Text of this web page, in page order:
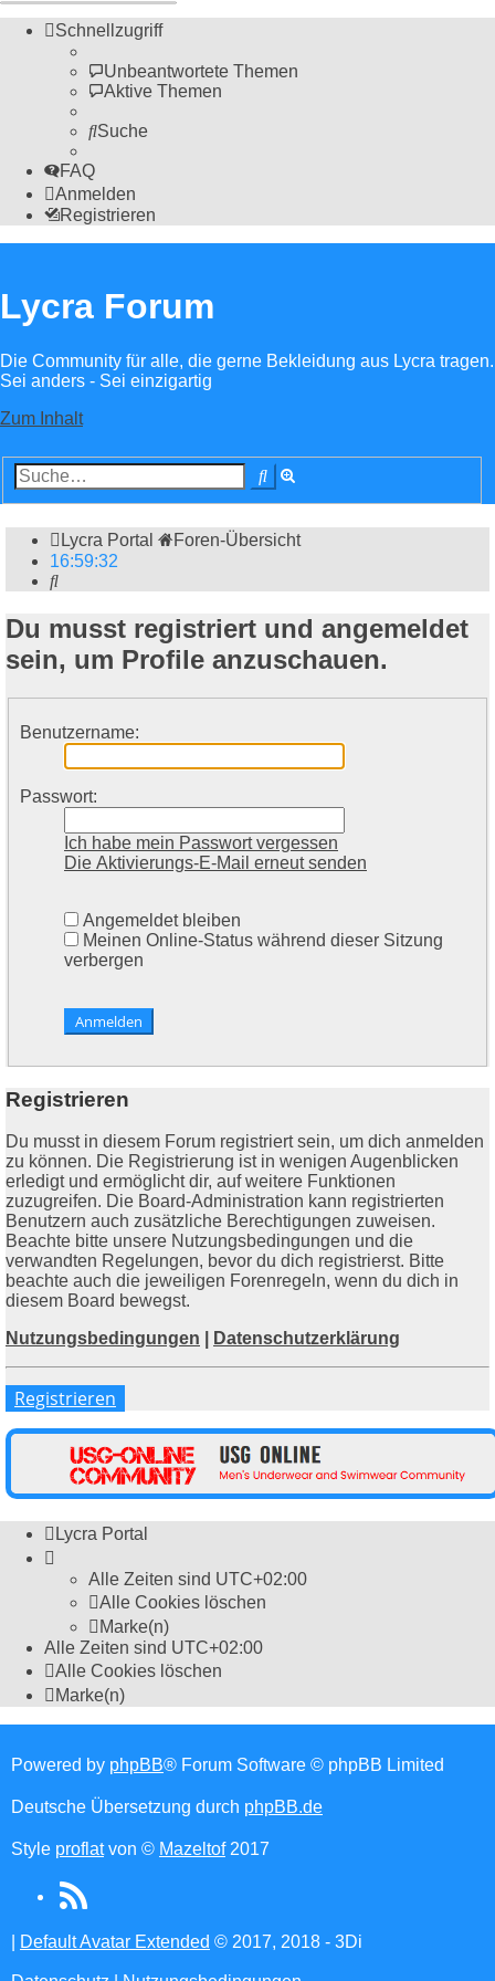
Schnellzugriff
Unbeantwortete Themen
Aktive Themen
Suche
FAQ
Anmelden
Registrieren
Lycra Forum
Die Community für alle, die gerne Bekleidung aus Lycra tragen.
Sei anders - Sei einzigartig
Zum Inhalt
Suche
Lycra Portal
Foren-Übersicht
16:59:32
Suche
Du musst registriert und angemeldet
sein, um Profile anzuschauen.
Benutzername:
Passwort:
Ich habe mein Passwort vergessen
Die Aktivierungs-E-Mail erneut senden
Angemeldet bleiben
Meinen Online-Status während dieser Sitzung
verbergen
Registrieren
Du musst in diesem Forum registriert sein, um dich anmelden
zu können. Die Registrierung ist in wenigen Augenblicken
erledigt und ermöglicht dir, auf weitere Funktionen
zuzugreifen. Die Board-Administration kann registrierten
Benutzern auch zusätzliche Berechtigungen zuweisen.
Beachte bitte unsere Nutzungsbedingungen und die
verwandten Regelungen, bevor du dich registrierst. Bitte
beachte auch die jeweiligen Forenregeln, wenn du dich in
diesem Board bewegst.
Nutzungsbedingungen
Datenschutzerklärung
Registrieren
Lycra Portal
Alle Zeiten sind UTC+02:00
Alle Cookies löschen
Marke(n)
Alle Zeiten sind UTC+02:00
Alle Cookies löschen
Marke(n)
Powered by phpBB® Forum Software © phpBB Limited
Deutsche Übersetzung durch phpBB.de
Style proflatvon © Mazeltof2017
RSS
(Opens
Default Avatar Extended © 2017, 2018 - 3Di